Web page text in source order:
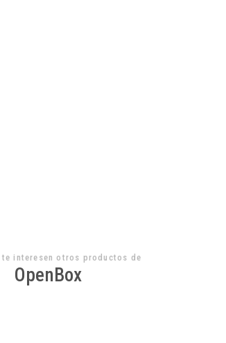
te interesen otros productos de
OpenBox